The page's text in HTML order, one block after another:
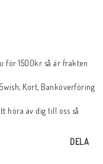
för 1500kr så är frakten
Kort, Banköverföring
höra av dig till oss så
DELA